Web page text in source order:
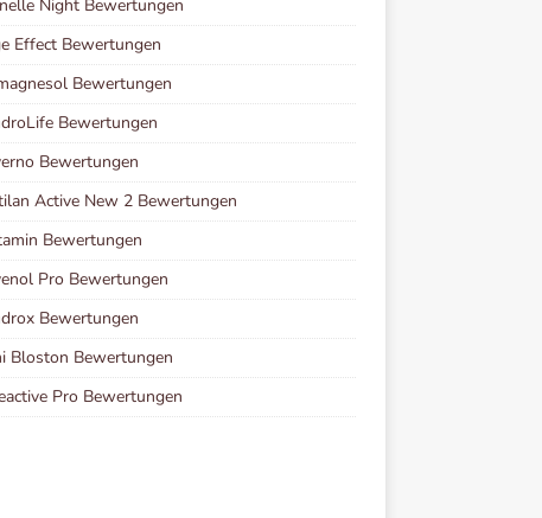
Night Bewertungen
Effect Bewertungen
Bewertungen
Bewertungen
Bewertungen
Active New 2 Bewertungen
Bewertungen
Pro Bewertungen
Bewertungen
Bloston Bewertungen
Pro Bewertungen